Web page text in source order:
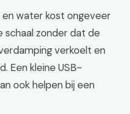
en water kost ongeveer
zonder dat de
verkoelt en
Een kleine USB-
ook helpen bij een